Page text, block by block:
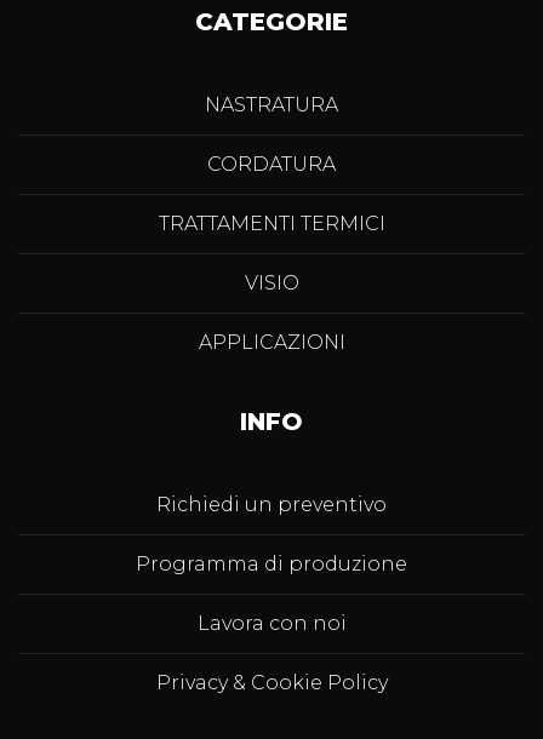
CATEGORIE
NASTRATURA
CORDATURA
TRATTAMENTI TERMICI
VISIO
APPLICAZIONI
INFO
Richiedi un preventivo
Programma di produzione
Lavora con noi
Privacy & Cookie Policy